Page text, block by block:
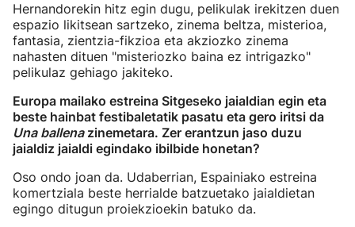
Hernandorekin hitz egin dugu, pelikulak irekitzen duen
espazio likitsean sartzeko, zinema beltza, misterioa,
fantasia, zientzia-fikzioa eta akziozko zinema
nahasten dituen "misteriozko baina ez intrigazko"
pelikulaz gehiago jakiteko.
Europa mailako estreina Sitgeseko jaialdian egin eta
beste hainbat festibaletatik pasatu eta gero iritsi da
Una ballena zinemetara. Zer erantzun jaso duzu
jaialdiz jaialdi egindako ibilbide honetan?
Oso ondo joan da. Udaberrian, Espainiako estreina
komertziala beste herrialde batzuetako jaialdietan
egingo ditugun proiekzioekin batuko da.